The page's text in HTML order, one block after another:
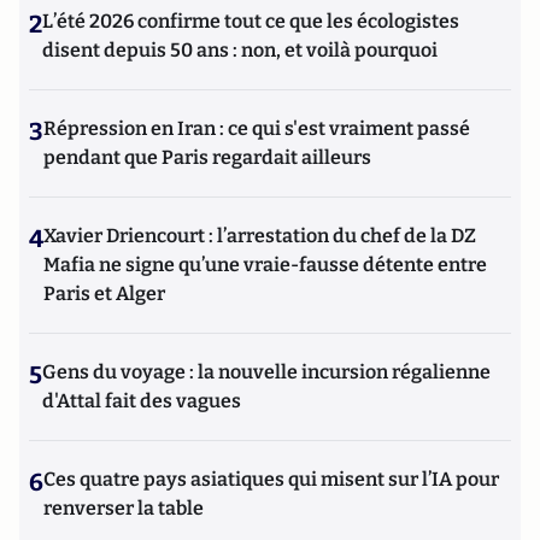
2L’été 2026 confirme tout ce que les écologistes
disent depuis 50 ans : non, et voilà pourquoi
3Répression en Iran : ce qui s'est vraiment passé
pendant que Paris regardait ailleurs
4Xavier Driencourt : l’arrestation du chef de la DZ
Mafia ne signe qu’une vraie-fausse détente entre
Paris et Alger
5Gens du voyage : la nouvelle incursion régalienne
d'Attal fait des vagues
6Ces quatre pays asiatiques qui misent sur l’IA pour
renverser la table